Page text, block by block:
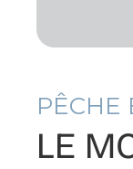
PÊCHE
LE